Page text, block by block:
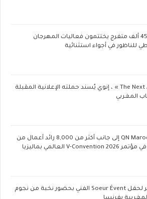
أكثر من 45 ألف متفرج يختتمون فعاليات المهرجان
للناظور في أجواء استثنائية
مع « The Next Ad » ، إنوي يُسند حملته الإعلانية المقبلة
المغربي
تشارك QN Maroc إلى جانب أكثر من 8,000 رائد أعمال من
نجاح باهر لحفل Soeur Évent الفني بحضور نخبة من نجوم